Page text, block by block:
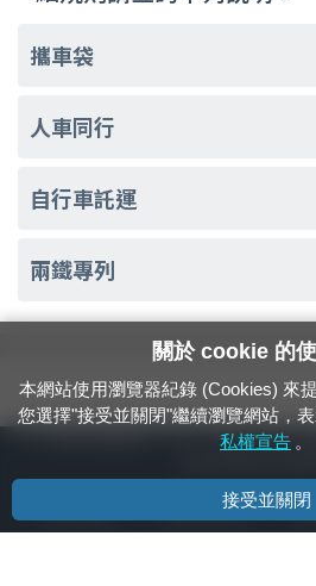
攜車袋
人車同行
自行車託運
兩鐵專列
24小時緊急通報電話：1933（市話、手機，
資通安全政策 著
關於 cookie 的
本網站使用瀏覽器紀錄 (Cookies) 來
您選擇"接受並關閉"繼續瀏覽網站，
私權宣告 。
接受並關閉